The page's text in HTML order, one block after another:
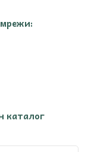
каталог